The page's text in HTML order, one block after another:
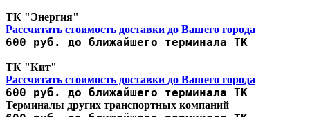
ТК "Энергия"
Рассчитать стоимость доставки до Вашего города
600 руб. до ближайшего терминала ТК
ТК "Кит"
Рассчитать стоимость доставки до Вашего города
600 руб. до ближайшего терминала ТК
Терминалы других транспортных компаний